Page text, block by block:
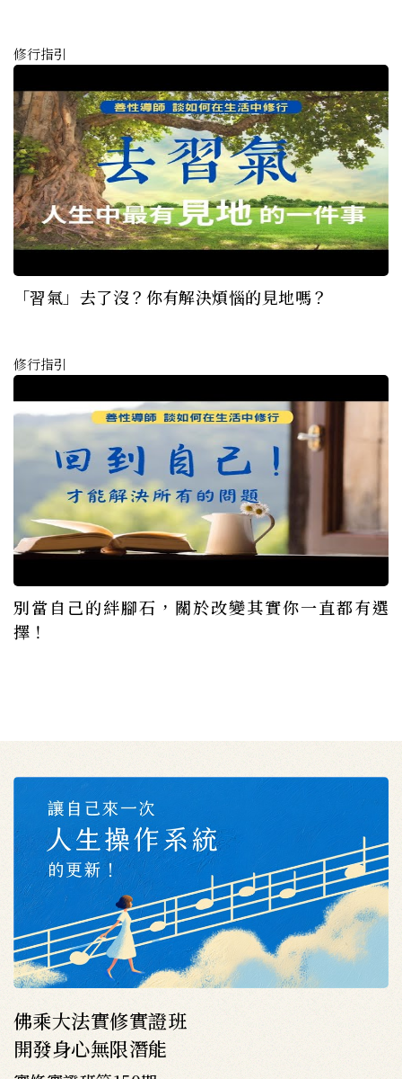
修行指引
「習氣」去了沒？你有解決煩惱的見地嗎？
修行指引
別當自己的絆腳石，關於改變其實你一直都有選
擇！
佛乘大法實修實證班
開發身心無限潛能